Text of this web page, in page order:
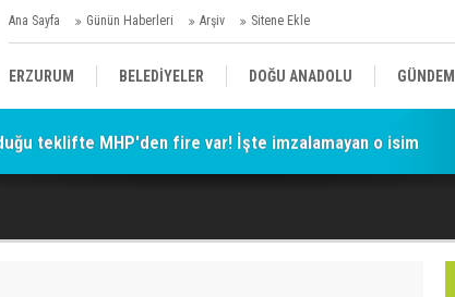
Ana Sayfa Günün Haberleri Arşiv Sitene Ekle
ERZURUM BELEDİYELER DOĞU ANADOLU GÜNDEM
SİYASET AFAD/ SAVAŞ SPOR
teklifte MHP'den fire var! İşte imzalamayan o isim